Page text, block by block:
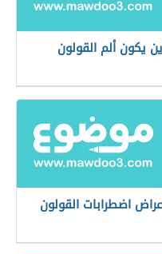
يكون ألم القولون
اضطرابات القولون